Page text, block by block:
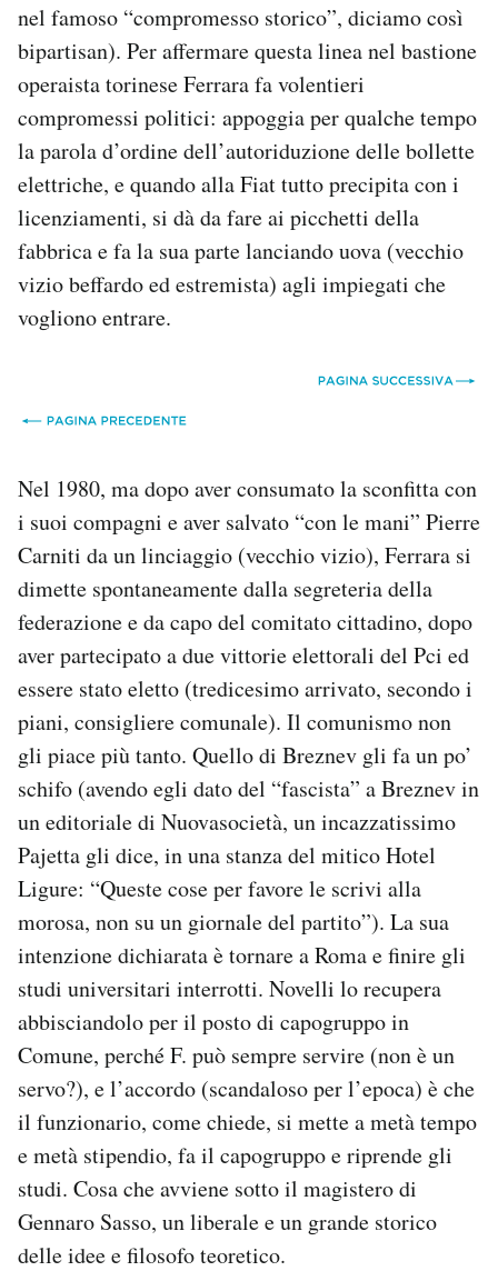
nel famoso “compromesso storico”, diciamo così
bipartisan). Per affermare questa linea nel bastione
operaista torinese Ferrara fa volentieri
compromessi politici: appoggia per qualche tempo
la parola d’ordine dell’autoriduzione delle bollette
elettriche, e quando alla Fiat tutto precipita con i
licenziamenti, si dà da fare ai picchetti della
fabbrica e fa la sua parte lanciando uova (vecchio
vizio beffardo ed estremista) agli impiegati che
vogliono entrare.
Nel 1980, ma dopo aver consumato la sconfitta con
i suoi compagni e aver salvato “con le mani” Pierre
Carniti da un linciaggio (vecchio vizio), Ferrara si
dimette spontaneamente dalla segreteria della
federazione e da capo del comitato cittadino, dopo
aver partecipato a due vittorie elettorali del Pci ed
essere stato eletto (tredicesimo arrivato, secondo i
piani, consigliere comunale). Il comunismo non
gli piace più tanto. Quello di Breznev gli fa un po’
schifo (avendo egli dato del “fascista” a Breznev in
un editoriale di Nuovasocietà, un incazzatissimo
Pajetta gli dice, in una stanza del mitico Hotel
Ligure: “Queste cose per favore le scrivi alla
morosa, non su un giornale del partito”). La sua
intenzione dichiarata è tornare a Roma e finire gli
studi universitari interrotti. Novelli lo recupera
abbisciandolo per il posto di capogruppo in
Comune, perché F. può sempre servire (non è un
servo?), e l’accordo (scandaloso per l’epoca) è che
il funzionario, come chiede, si mette a metà tempo
e metà stipendio, fa il capogruppo e riprende gli
studi. Cosa che avviene sotto il magistero di
Gennaro Sasso, un liberale e un grande storico
delle idee e filosofo teoretico.